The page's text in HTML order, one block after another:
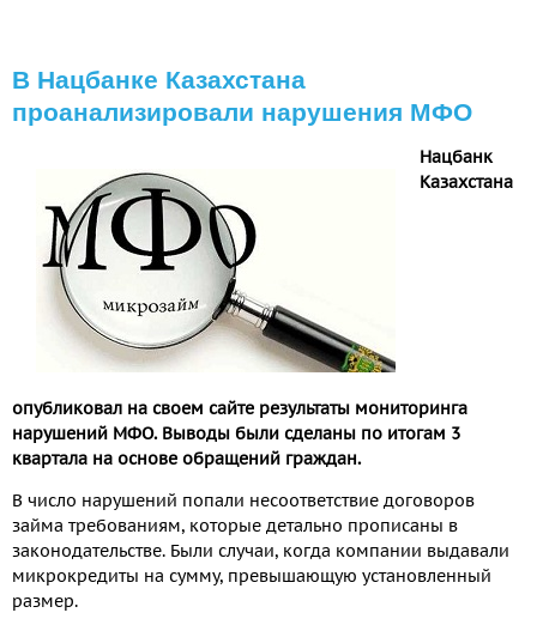
В Нацбанке Казахстана
проанализировали нарушения МФО
Нацбанк
Казахстана
опубликовал на своем сайте результаты мониторинга
нарушений МФО. Выводы были сделаны по итогам 3
квартала на основе обращений граждан.
В число нарушений попали несоответствие договоров
займа требованиям, которые детально прописаны в
законодательстве. Были случаи, когда компании выдавали
микрокредиты на сумму, превышающую установленный
размер.